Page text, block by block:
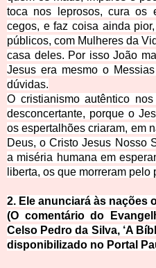
toca nos leprosos, cura os
cegos, e faz coisa ainda
públicos, com Mulheres da
casa deles. Por isso João
Jesus era mesmo o
dúvidas.
O cristianismo autêntico
desconcertante, porque o
os espertalhões criaram, em
Deus, o Cristo Jesus Nosso
a miséria humana em
liberta, os que morreram pelo
2. Ele anunciará às nações
(O comentário do
Celso Pedro da Silva, ‘A
disponibilizado no Portal